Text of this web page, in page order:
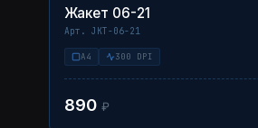
Жакет 06-21
Арт. JKT-06-21
A4 300 DPI
890 ₽